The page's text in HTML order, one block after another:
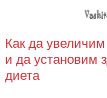
Как да
и да установим
диета